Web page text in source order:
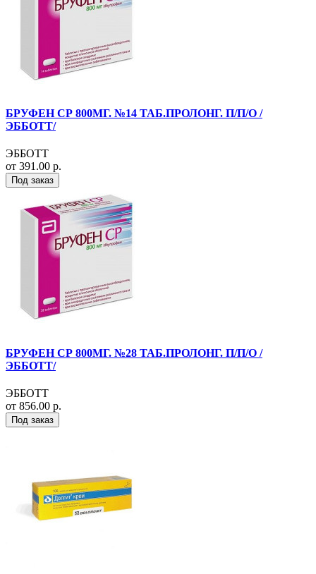
БРУФЕН СР 800МГ. №14 ТАБ.ПРОЛОНГ. П/П/О /
ЭББОТТ/
ЭББОТТ
от 391.00 р.
Под заказ
БРУФЕН СР 800МГ. №28 ТАБ.ПРОЛОНГ. П/П/О /
ЭББОТТ/
ЭББОТТ
от 856.00 р.
Под заказ